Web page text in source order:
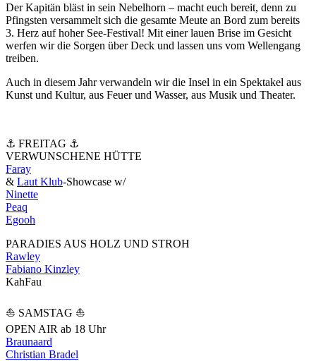
Der Kapitän bläst in sein Nebelhorn – macht euch bereit, denn zu
Pfingsten versammelt sich die gesamte Meute an Bord zum bereits
3. Herz auf hoher See-Festival! Mit einer lauen Brise im Gesicht
werfen wir die Sorgen über Deck und lassen uns vom Wellengang
treiben.
Auch in diesem Jahr verwandeln wir die Insel in ein Spektakel aus
Kunst und Kultur, aus Feuer und Wasser, aus Musik und Theater.
⚓️ FREITAG ⚓️
VERWUNSCHENE HÜTTE
Faray
& Laut Klub-Showcase w/
Ninette
Peaq
Egooh
PARADIES AUS HOLZ UND STROH
Rawley
Fabiano Kinzley
KahFau
⛵️ SAMSTAG ⛵️
OPEN AIR ab 18 Uhr
Braunaard
Christian Bradel